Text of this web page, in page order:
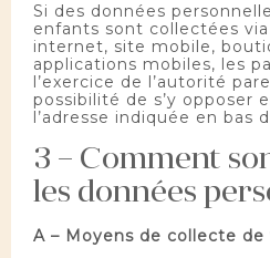
Si des données
enfants sont collectées
internet, site mobile,
applications mobiles, les
l’exercice de l’autorité
possibilité de s’y opposer
l’adresse indiquée en bas
3 – Comment
les données
A – Moyens de collecte de